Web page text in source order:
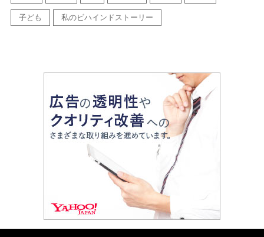
子ども 私のビハインドストーリー